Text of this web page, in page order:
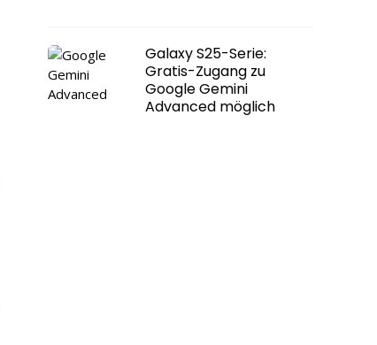
Galaxy S25-Serie:
Gratis-Zugang zu
Google Gemini
Advanced möglich